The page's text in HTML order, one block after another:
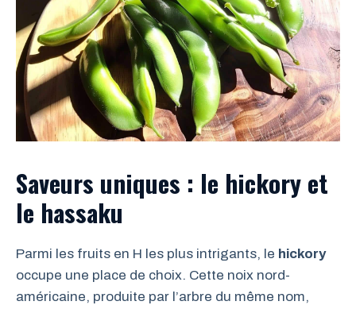
Saveurs uniques : le hickory et
le hassaku
Parmi les fruits en H les plus intrigants, le hickory
occupe une place de choix. Cette noix nord-
américaine, produite par l’arbre du même nom,